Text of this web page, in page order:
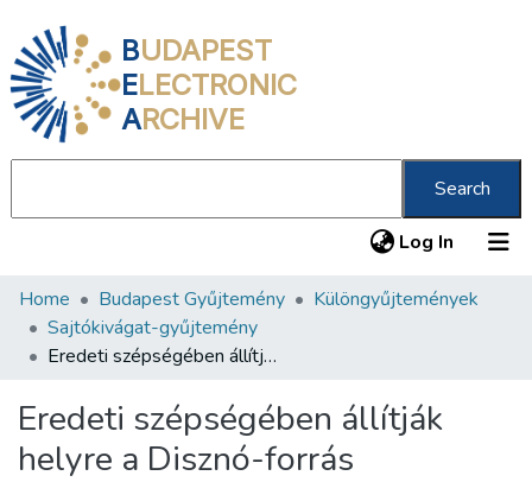
BUDAPEST
ELECTRONIC
ARCHIVE
Search
Log In (current)
Communities & Collections
All of DSpace
About us
Home Budapest Gyűjtemény
Különgyűjtemények
Sajtókivágat-gyűjtemény
Eredeti szépségében állítják helyre a Disznó-forrás műemlékét
Eredeti szépségében állítják
helyre a Disznó-forrás